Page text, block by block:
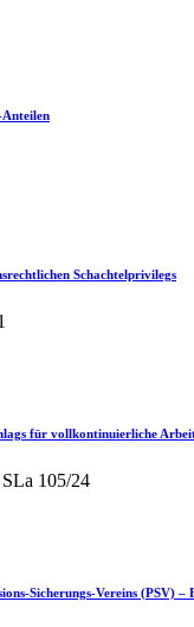
Anteilen
Schachtelprivilegs
für vollkontinuierliche
105/24
Sicherungs-Vereins (PSV)